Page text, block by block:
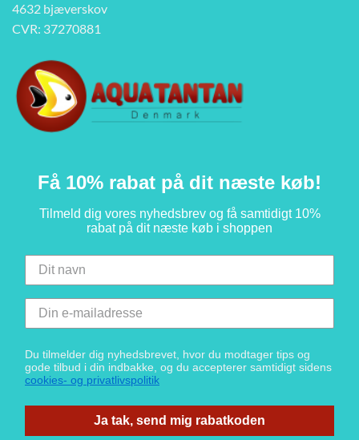
4632 bjæverskov
CVR: 37270881
Få 10% rabat på dit næste køb!
Tilmeld dig vores nyhedsbrev og få samtidigt 10%
rabat på dit næste køb i shoppen
Du tilmelder dig nyhedsbrevet, hvor du modtager tips og
gode tilbud i din indbakke, og du accepterer samtidigt sidens
cookies- og privatlivspolitik
Ja tak, send mig rabatkoden